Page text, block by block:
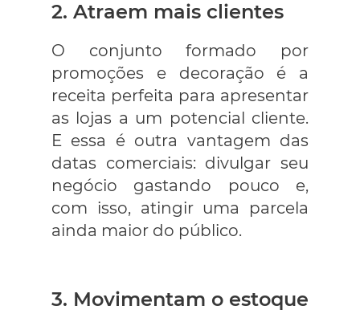
2. Atraem mais clientes
O conjunto formado por
promoções e decoração é a
receita perfeita para apresentar
as lojas a um potencial cliente.
E essa é outra vantagem das
datas comerciais: divulgar seu
negócio gastando pouco e,
com isso, atingir uma parcela
ainda maior do público.
3. Movimentam o estoque